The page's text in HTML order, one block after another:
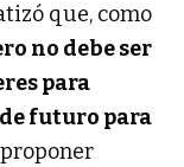
que, como
no debe ser
para
futuro para